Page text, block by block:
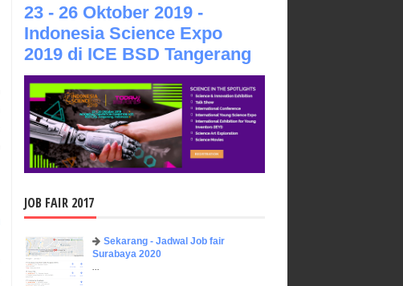
23 - 26 Oktober 2019 -
Indonesia Science Expo
2019 di ICE BSD Tangerang
JOB FAIR 2017
Sekarang - Jadwal Job fair
Surabaya 2020
...